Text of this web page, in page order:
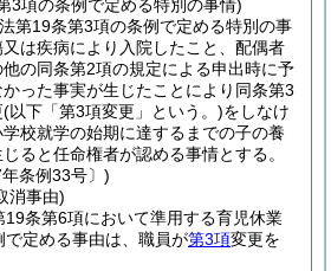
3項の条例で定める特別の事情)
第19条第3項の条例で定める特別の事
は疾病により入院したこと、配偶者
の同条第2項の規定による申出時に予
った事実が生じたことにより同条第3
(以下「第3項変更」という。)をしなけ
校就学の始期に達するまでの子の養
ると任命権者が認める事情とする。
条例33号〕)
消事由)
19条第6項において準用する育児休業
定める事由は、職員が第3項変更を